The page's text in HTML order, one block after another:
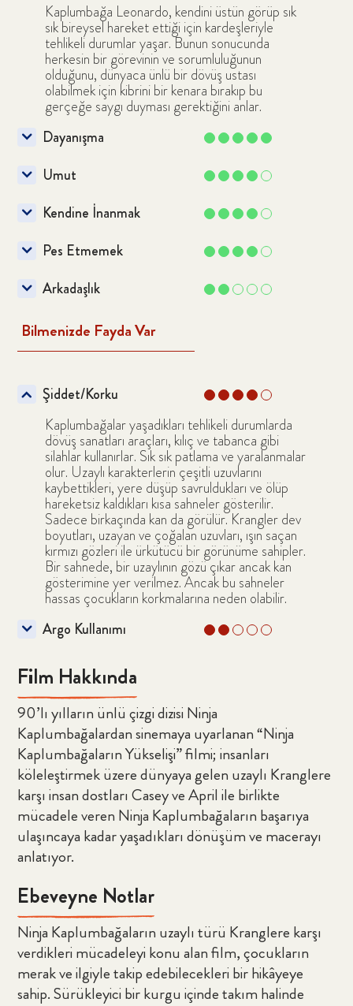
Kaplumbağa Leonardo, kendini üstün görüp sık
sık bireysel hareket ettiği için kardeşleriyle
tehlikeli durumlar yaşar. Bunun sonucunda
herkesin bir görevinin ve sorumluluğunun
olduğunu, dünyaca ünlü bir dövüş ustası
olabilmek için kibrini bir kenara bırakıp bu
gerçeğe saygı duyması gerektiğini anlar.
Dayanışma
Umut
Kendine İnanmak
Pes Etmemek
Arkadaşlık
Bilmenizde Fayda Var
Şiddet/Korku
Kaplumbağalar yaşadıkları tehlikeli durumlarda
dövüş sanatları araçları, kılıç ve tabanca gibi
silahlar kullanırlar. Sık sık patlama ve yaralanmalar
olur. Uzaylı karakterlerin çeşitli uzuvlarını
kaybettikleri, yere düşüp savruldukları ve ölüp
hareketsiz kaldıkları kısa sahneler gösterilir.
Sadece birkaçında kan da görülür. Krangler dev
boyutları, uzayan ve çoğalan uzuvları, ışın saçan
kırmızı gözleri ile ürkütücü bir görünüme sahipler.
Bir sahnede, bir uzaylının gözü çıkar ancak kan
gösterimine yer verilmez. Ancak bu sahneler
hassas çocukların korkmalarına neden olabilir.
Argo Kullanımı
Film Hakkında
90’lı yılların ünlü çizgi dizisi Ninja
Kaplumbağalardan sinemaya uyarlanan “Ninja
Kaplumbağaların Yükselişi” filmi; insanları
köleleştirmek üzere dünyaya gelen uzaylı Kranglere
karşı insan dostları Casey ve April ile birlikte
mücadele veren Ninja Kaplumbağaların başarıya
ulaşıncaya kadar yaşadıkları dönüşüm ve macerayı
anlatıyor.
Ebeveyne Notlar
Ninja Kaplumbağaların uzaylı türü Kranglere karşı
verdikleri mücadeleyi konu alan film, çocukların
merak ve ilgiyle takip edebilecekleri bir hikâyeye
sahip. Sürükleyici bir kurgu içinde takım halinde
Çocuğunuz için uygun olabilecek
içerikleri bulun